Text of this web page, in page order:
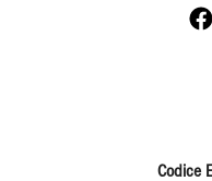
Codice